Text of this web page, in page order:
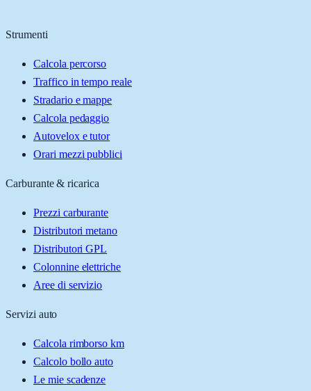
Strumenti
Calcola percorso
Traffico in tempo reale
Stradario e mappe
Calcola pedaggio
Autovelox e tutor
Orari mezzi pubblici
Carburante & ricarica
Prezzi carburante
Distributori metano
Distributori GPL
Colonnine elettriche
Aree di servizio
Servizi auto
Calcola rimborso km
Calcolo bollo auto
Le mie scadenze